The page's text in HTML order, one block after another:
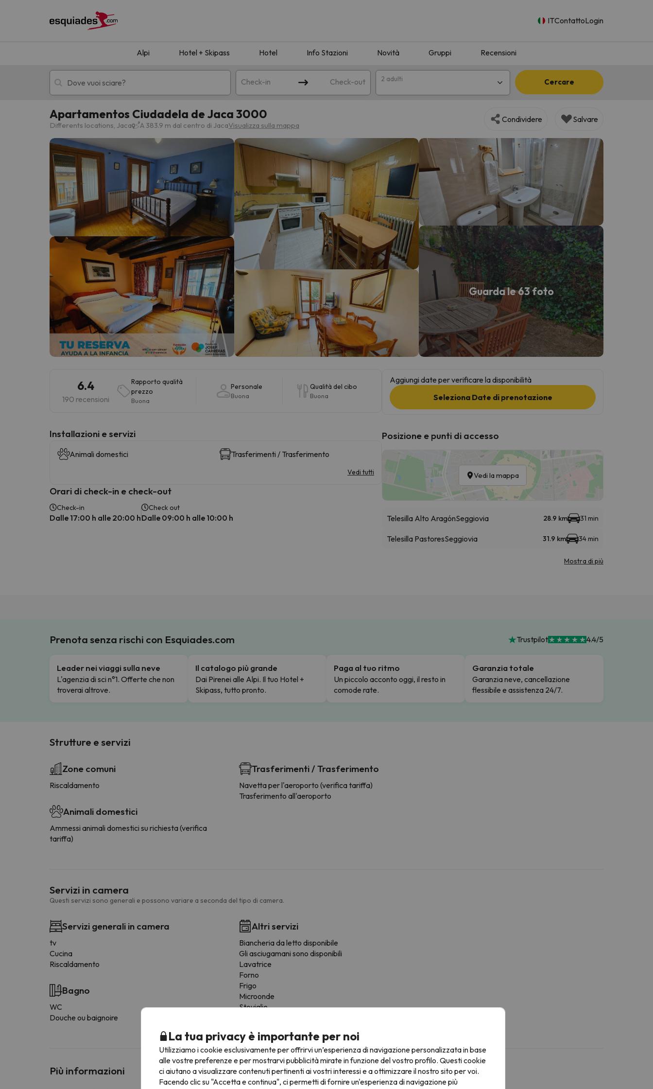
ITContattoLogin
Alpi Hotel + Skipass Hotel Info Stazioni Novità Gruppi Recensioni
Check-in Check-out 2 adulti Cercare
Hotel + skipass Hotel di montagna
Ops, non abbiamo trovato alcun risultato corrispondente alla sua ricerca. Provare a modificare la destinazione.
Sembra che il nostro ricercatore abbia perso la strada. Non appena troverà la bussola, tornerà.
Apartamentos Ciudadela de Jaca 3000
Differents locations, Jaca A 383.9 m dal centro di JacaVisualizza sulla mappa
Condividere Salvare
Guarda le 63 foto
6.4
190 recensioni
Rapporto qualità
prezzo
Buona
Personale
Buona
Qualità del cibo
Buona
Installazioni e servizi
Animali domestici Trasferimenti / Trasferimento
Vedi tutti
Orari di check-in e check-out
Check-in
Dalle 17:00 h alle 20:00 h
Check out
Dalle 09:00 h alle 10:00 h
Aggiungi date per verificare la disponibilità
Seleziona Date di prenotazione
Posizione e punti di accesso
Vedi la mappa
Telesilla Alto AragónSeggiovia 28.9 km 31 min
Telesilla PastoresSeggiovia 31.9 km 34 min
Mostra di più
Prenota senza rischi con Esquiades.com Trustpilot 4.4/5
Leader nei viaggi sulla neve
L'agenzia di sci n°1. Offerte che non
troverai altrove.
Il catalogo più grande
Dai Pirenei alle Alpi. Il tuo Hotel +
Skipass, tutto pronto.
Paga al tuo ritmo
Un piccolo acconto oggi, il resto in
comode rate.
Garanzia totale
Garanzia neve, cancellazione
flessibile e assistenza 24/7.
Strutture e servizi
Zone comuni
Riscaldamento
Animali domestici
Ammessi animali domestici su richiesta (verifica
tariffa)
Trasferimenti / Trasferimento
Navetta per l'aeroporto (verifica tariffa)
Trasferimento all'aeroporto
Servizi in camera
Questi servizi sono generali e possono variare a seconda del tipo di camera.
Servizi generali in camera
tv
Cucina
Riscaldamento
Bagno
WC
Douche ou baignoire
Altri servizi
Biancheria da letto disponibile
Gli asciugamani sono disponibili
Lavatrice
Forno
Frigo
Microonde
Stoviglie
Più informazioni
La tua privacy è importante per noi
Utilizziamo i cookie esclusivamente per offrirvi un’esperienza di navigazione personalizzata in base
alle vostre preferenze e per mostrarvi pubblicità mirate in funzione del vostro profilo. Questi cookie
ci aiutano a visualizzare contenuti pertinenti ai vostri interessi e a ottimizzare il nostro sito per voi.
Facendo clic su "Accetta e continua", ci permetti di fornire un'esperienza di navigazione più